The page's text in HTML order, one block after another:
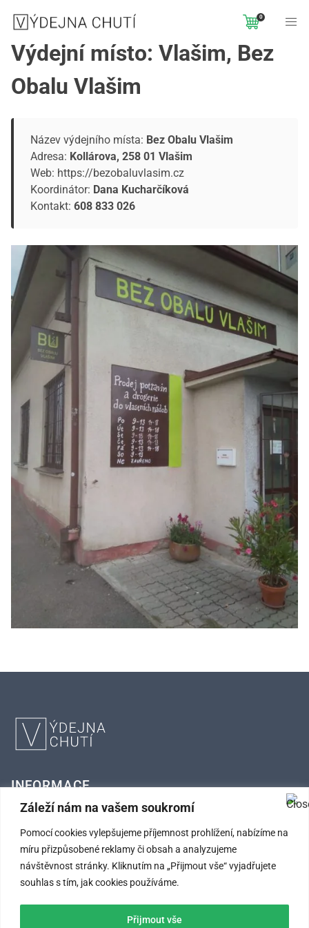
Záleží nám na vašem soukromí
Pomocí cookies vylepšujeme příjemnost prohlížení, nabízíme na
míru přizpůsobené reklamy či obsah a analyzujeme
návštěvnost stránky. Kliknutím na „Přijmout vše“ vyjadřujete
souhlas s tím, jak cookies používáme.
Přijmout vše
0
Výdejní místo: Vlašim, Bez
Obalu Vlašim
Název výdejního místa: Bez Obalu Vlašim
Adresa: Kollárova, 258 01 Vlašim
Web: https://bezobaluvlasim.cz
Koordinátor: Dana Kucharčíková
Kontakt: 608 833 026
INFORMACE
Kontaktní údaje
Obchodní podmínky
Ochrana osobních údajů